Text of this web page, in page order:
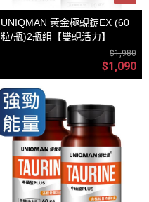
UNIQMAN 黃金極蜆錠EX (60
粒/瓶)2瓶組【雙蜆活力】
$1,980
$1,090